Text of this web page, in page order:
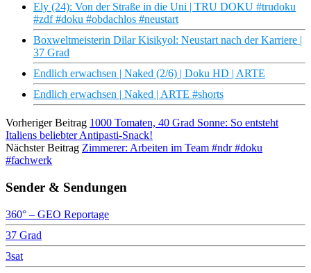
Ely (24): Von der Straße in die Uni | TRU DOKU #trudoku
#zdf #doku #obdachlos #neustart
Boxweltmeisterin Dilar Kisikyol: Neustart nach der Karriere |
37 Grad
Endlich erwachsen | Naked (2/6) | Doku HD | ARTE
Endlich erwachsen | Naked | ARTE #shorts
Vorheriger Beitrag 1000 Tomaten, 40 Grad Sonne: So entsteht
Italiens beliebter Antipasti-Snack!
Nächster Beitrag Zimmerer: Arbeiten im Team #ndr #doku
#fachwerk
Sender & Sendungen
360° – GEO Reportage
37 Grad
3sat